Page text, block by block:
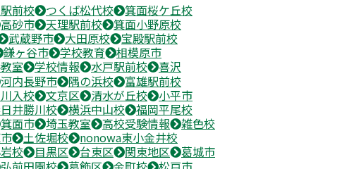
前校 つくば松代校
箕面桜ケ丘校
高砂市 天理駅前校
箕面小野原校
武蔵野市 大田原校
宝殿駅前校
鎌ヶ谷市 学校教育
相模原市
室 学校情報 水戸駅前校
喜沢
河内長野市 隅の浜校
富雄駅前校
入校 文京区 清水が丘校
小平市
井勝川校 横浜中山校
福岡平尾校
箕面市 埼玉教室 高校受験情報
雑色校
土佐堀校
nonowa東小金井校
校 目黒区 台東区 関東地区
葛城市